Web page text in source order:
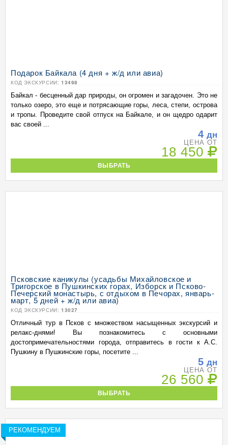
Подарок Байкала (4 дня + ж/д или авиа)
КОД ЭКСКУРСИИ: 13498
Байкал - бесценный дар природы, он огромен и загадочен. Это не
только озеро, это еще и потрясающие горы, леса, степи, острова
и тропы. Проведите свой отпуск на Байкале, и он щедро одарит
вас своей ...
4 дн
ЦЕНА ОТ
18 450
ВЫБРАТЬ
Псковские каникулы (усадьбы Михайловское и
Тригорское в Пушкинских горах, Изборск и Псково-
Печерский монастырь, с отдыхом в Печорах, январь-
март, 5 дней + ж/д или авиа)
КОД ЭКСКУРСИИ: 13027
Отличный тур в Псков с множеством насыщенных экскурсий и
релакс-днями! Вы познакомитесь с основными
достопримечательностями города, отправитесь в гости к А.С.
Пушкину в Пушкинские горы, посетите ...
5 дн
ЦЕНА ОТ
26 560
ВЫБРАТЬ
РЕКОМЕНДУЕМ